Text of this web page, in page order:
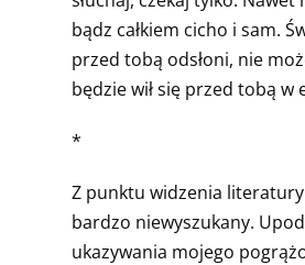
bądz całkiem cicho i sam.
przed tobą odsłoni, nie
będzie wił się przed tobą w
*
Z punktu widzenia
bardzo niewyszukany.
ukazywania mojego